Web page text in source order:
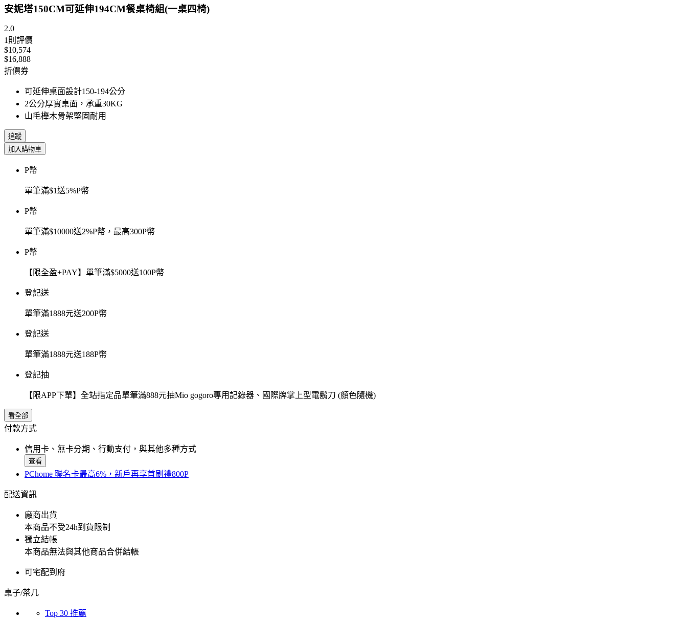
安妮塔150CM可延伸194CM餐桌椅組(一桌四椅)
2.0
1則評價
$10,574
$16,888
折價券
可延伸桌面設計150-194公分
2公分厚實桌面，承重30KG
山毛櫸木骨架堅固耐用
追蹤
加入購物車
P幣
單筆滿$1送5%P幣
P幣
單筆滿$10000送2%P幣，最高300P幣
P幣
【限全盈+PAY】單筆滿$5000送100P幣
登記送
單筆滿1888元送200P幣
登記送
單筆滿1888元送188P幣
登記抽
【限APP下單】全站指定品單筆滿888元抽Mio gogoro專用記錄器、國際牌掌上型電鬍刀 (顏色隨機)
看全部
付款方式
信用卡、無卡分期、行動支付，與其他多種方式
查看
PChome 聯名卡最高6%，新戶再享首刷禮800P
配送資訊
廠商出貨
本商品不受24h到貨限制
獨立結帳
本商品無法與其他商品合併結帳
可宅配到府
桌子/茶几
Top 30 推薦